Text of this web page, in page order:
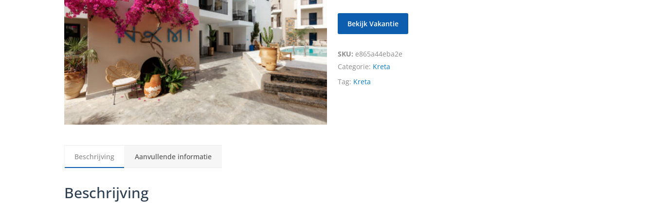
Bekijk Vakantie
SKU: e865a44eba2e
Categorie: Kreta
Tag: Kreta
Beschrijving Aanvullende informatie
Beschrijving